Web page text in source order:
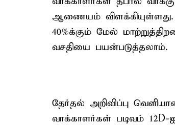
ஆணையம் விளக்கியுள்ளது.
40%க்கும் மேல்
வசதியை பயன்படுத்தலாம்.
தேர்தல் அறிவிப்பு
வாக்காளர்கள் படிவம் 12D-